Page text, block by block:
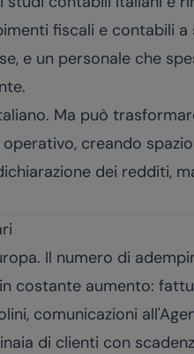
fiscali e contabili a
e un personale che
Ma può
creando
dei redditi,
Il numero di
costante aumento:
comunicazioni
di clienti con